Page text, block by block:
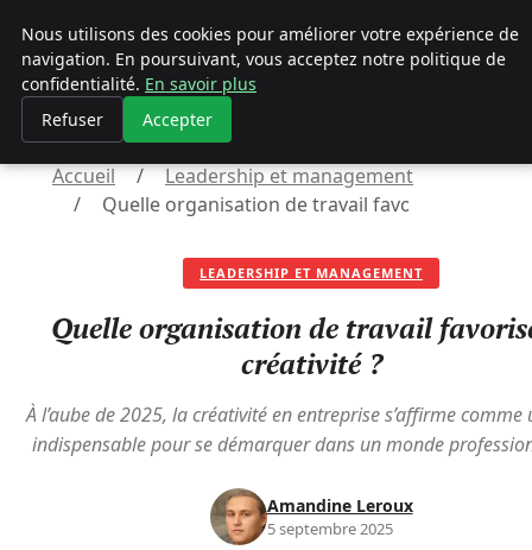
Geekgumbo
Accueil
Leadership et management
Quelle organisation de travail favorise la
LEADERSHIP ET MANAGEMENT
Quelle organisation de travail
créativité ?
À l’aube de 2025, la créativité en entreprise s’affirme comme
indispensable pour se démarquer dans un monde
Amandine Leroux
5 septembre 2025
Nous utilisons des cookies pour améliorer votre expérience de
navigation. En poursuivant, vous acceptez notre politique de
confidentialité. En savoir plus
Refuser
Accepter